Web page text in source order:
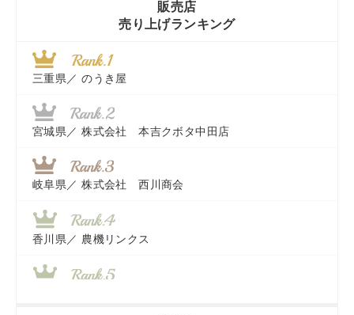
販売店
売り上げランキング
三重県／ のうき屋
宮城県／ 株式会社 本吉クボタ中田店
岐阜県／ 株式会社 西川商会
香川県／ 農機リンクス